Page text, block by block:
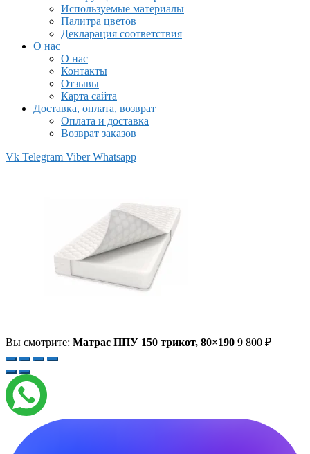
Используемые материалы
Палитра цветов
Декларация соответствия
О нас
О нас
Контакты
Отзывы
Карта сайта
Доставка, оплата, возврат
Оплата и доставка
Возврат заказов
Vk Telegram Viber Whatsapp
Вы смотрите: Матрас ППУ 150 трикот, 80×190 9 800 ₽